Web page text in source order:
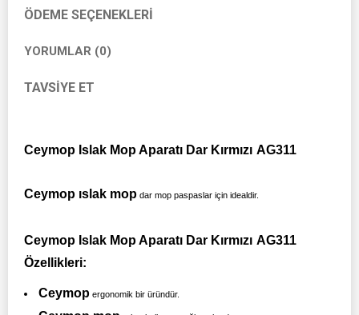
ÖDEME SEÇENEKLERI
YORUMLAR (0)
TAVSIYE ET
Ceymop Islak Mop Aparatı Dar Kırmızı AG311
Ceymop ıslak mop dar mop paspaslar için idealdir.
Ceymop Islak Mop Aparatı Dar Kırmızı AG311
Özellikleri:
Ceymop ergonomik bir üründür.